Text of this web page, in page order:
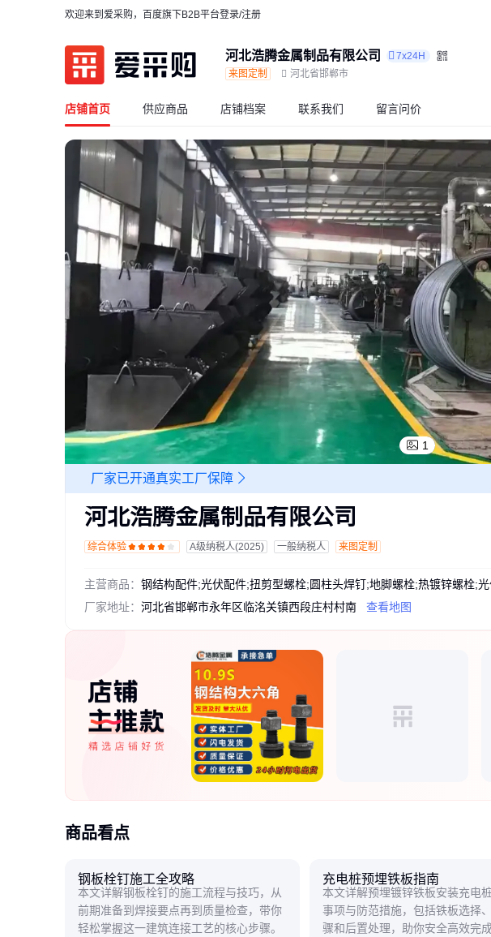
欢迎来到爱采购，百度旗下B2B平台登录/注册
河北浩腾金属制品有限公司
7x24H
来图定制
河北省邯郸市
店铺首页 供应商品 店铺档案 联系我们 留言问价
1
厂家已开通真实工厂保障
河北浩腾金属制品有限公司
综合体验 A级纳税人(2025) 一般纳税人 来图定制
主营商品：
厂家地址： 河北省邯郸市永年区临洺关镇西段庄村村南 查看地图
商品看点
钢板栓钉施工全攻略
本文详解钢板栓钉的施工流程与技巧，从
前期准备到焊接要点再到质量检查，带你
轻松掌握这一建筑连接工艺的核心步骤。
充电桩预埋铁板指南
本文详解预埋镀锌铁板安装充电
事项与防范措施，包括铁板选择
骤和后置处理，助你安全高效完成